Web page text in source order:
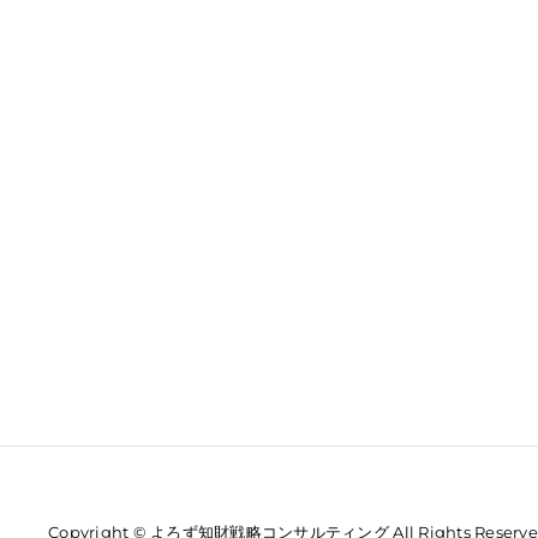
Copyright © よろず知財戦略コンサルティング All Rights